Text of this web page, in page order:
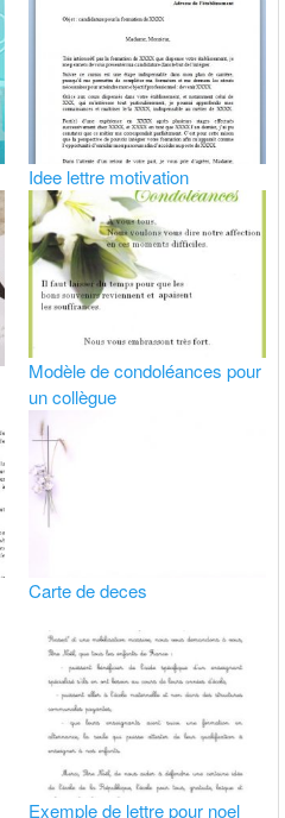
Idee lettre motivation
Modèle de condoléances pour
un collègue
Carte de deces
Exemple de lettre pour noel